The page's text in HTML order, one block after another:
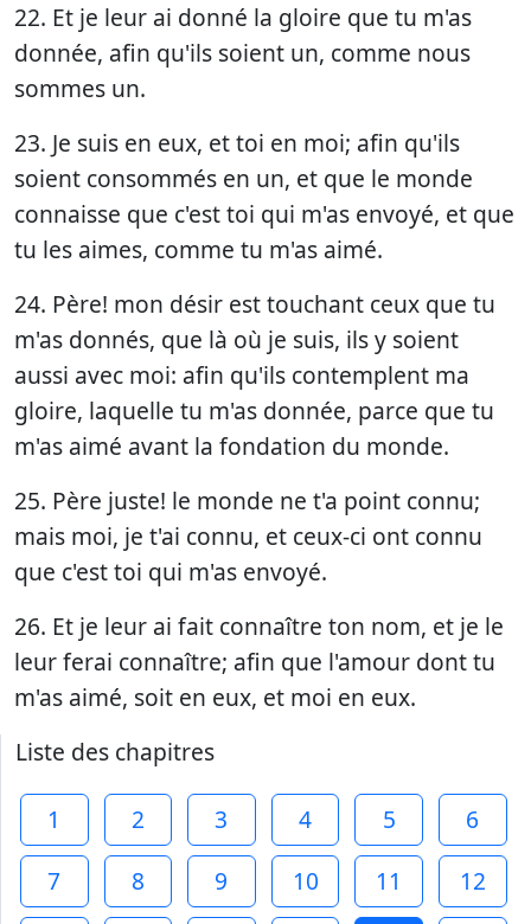
22. Et je leur ai donné la gloire que tu m'as
donnée, afin qu'ils soient un, comme nous
sommes un.
23. Je suis en eux, et toi en moi; afin qu'ils
soient consommés en un, et que le monde
connaisse que c'est toi qui m'as envoyé, et que
tu les aimes, comme tu m'as aimé.
24. Père! mon désir est touchant ceux que tu
m'as donnés, que là où je suis, ils y soient
aussi avec moi: afin qu'ils contemplent ma
gloire, laquelle tu m'as donnée, parce que tu
m'as aimé avant la fondation du monde.
25. Père juste! le monde ne t'a point connu;
mais moi, je t'ai connu, et ceux-ci ont connu
que c'est toi qui m'as envoyé.
26. Et je leur ai fait connaître ton nom, et je le
leur ferai connaître; afin que l'amour dont tu
m'as aimé, soit en eux, et moi en eux.
Liste des chapitres
1 2 3 4 5
6
7
8 9 10 11 12